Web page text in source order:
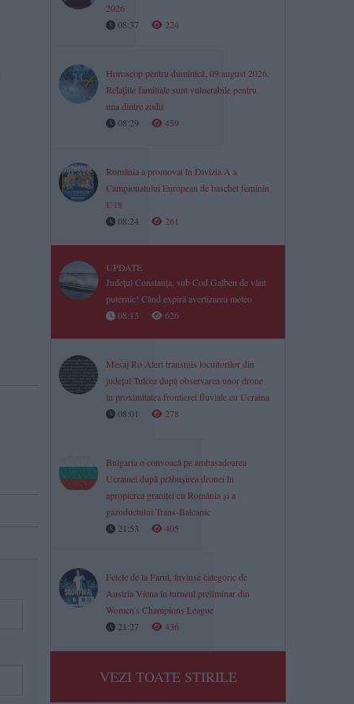
2026
08:37
224
Horoscop pentru duminică, 09 august 2026.
Relațiile familiale sunt vulnerabile pentru
una dintre zodii
08:29
459
România a promovat în Divizia A a
Campionatului European de baschet feminin
U18
08:24
261
UPDATE
Județul Constanța, sub Cod Galben de vânt
puternic! Când expiră avertizarea meteo
08:13
626
Mesaj Ro Alert transmis locuitorilor din
județul Tulcea după observarea unor drone
în proximitatea frontierei fluviale cu Ucraina
08:01
278
Bulgaria o convoacă pe ambasadoarea
Ucrainei după prăbușirea dronei în
apropierea graniței cu România și a
gazoductului Trans-Balcanic
21:53
405
Fetele de la Farul, învinse categoric de
Austria Viena în turneul preliminar din
Women's Champions League
21:27
436
VEZI TOATE STIRILE